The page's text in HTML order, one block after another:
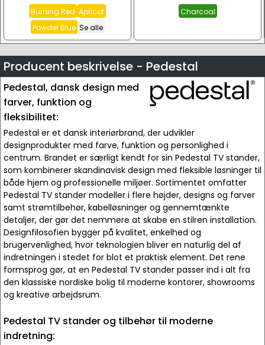
Burning Red Apricot
Powder Blue Se alle
Charcoal
Producent beskrivelse - Pedestal
Pedestal, dansk design med
farver, funktion og
fleksibilitet:
Pedestal er et dansk interiørbrand, der udvikler
designprodukter med farve, funktion og personlighed i
centrum. Brandet er særligt kendt for sin Pedestal TV stander,
som kombinerer skandinavisk design med fleksible løsninger til
både hjem og professionelle miljøer. Sortimentet omfatter
Pedestal TV stander modeller i flere højder, designs og farver
samt strømtilbehør, kabelløsninger og gennemtænkte
detaljer, der gør det nemmere at skabe en stilren installation.
Designfilosofien bygger på kvalitet, enkelhed og
brugervenlighed, hvor teknologien bliver en naturlig del af
indretningen i stedet for blot et praktisk element. Det rene
formsprog gør, at en Pedestal TV stander passer ind i alt fra
den klassiske nordiske bolig til moderne kontorer, showrooms
og kreative arbejdsrum.
Pedestal TV stander og tilbehør til moderne
indretning: